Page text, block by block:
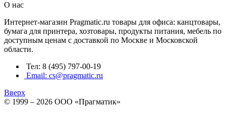
О нас
Интернет-магазин Pragmatic.ru товары для офиса: канцтовары,
бумага для принтера, хозтовары, продукты питания, мебель по
доступным ценам с доставкой по Москве и Московской
области.
Тел: 8 (495) 797-00-19
Email: cs@pragmatic.ru
Вверх
© 1999 – 2026 ООО «Прагматик»